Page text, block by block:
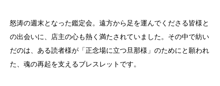
怒涛の週末となった鑑定会。遠方から足を運んでくださる皆様と
の出会いに、店主の心も熱く満たされていました。その中で紡い
だのは、ある読者様が「正念場に立つ旦那様」のためにと願われ
た、魂の再起を支えるブレスレットです。